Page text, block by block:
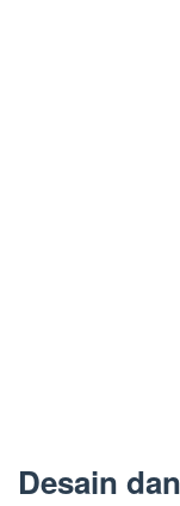
Desain